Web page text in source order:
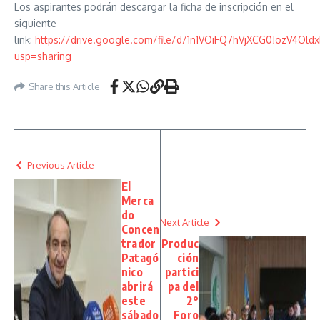
Los aspirantes podrán descargar la ficha de inscripción en el
siguiente
link: https://drive.google.com/file/d/
usp=sharing
Share this Article
Previous Article
El
Merca
do
Concen
trador
Patagó
nico
abrirá
este
sábado
Next Article
Produc
ción
partici
pa del
2°
Foro